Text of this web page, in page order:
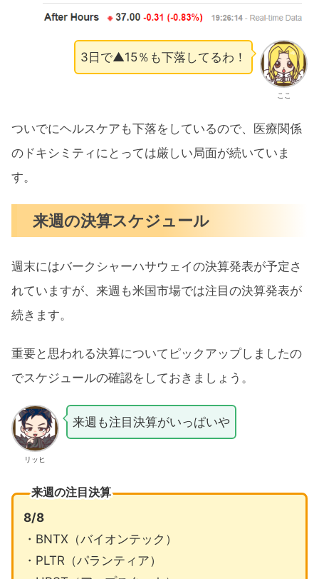
ここ
3日で▲15％も下落してるわ！
ついでにヘルスケアも下落をしているので、医療関係
のドキシミティにとっては厳しい局面が続いていま
す。
来週の決算スケジュール
週末にはバークシャーハサウェイの決算発表が予定さ
れていますが、来週も米国市場では注目の決算発表が
続きます。
重要と思われる決算についてピックアップしましたの
でスケジュールの確認をしておきましょう。
リッヒ
来週も注目決算がいっぱいや
来週の注目決算
8/8
・BNTX（バイオンテック）
・PLTR（パランティア）